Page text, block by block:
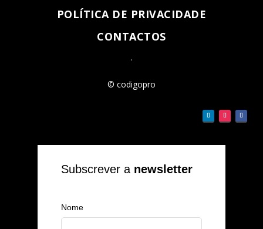
POLÍTICA DE PRIVACIDADE
CONTACTOS
.
© codigopro
Subscrever a newsletter
Nome